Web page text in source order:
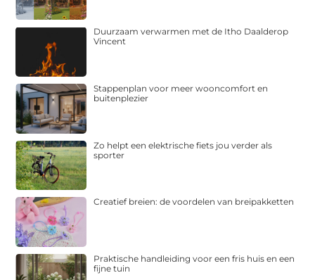
Duurzaam verwarmen met de Itho Daalderop
Vincent
Stappenplan voor meer wooncomfort en
buitenplezier
Zo helpt een elektrische fiets jou verder als
sporter
Creatief breien: de voordelen van breipakketten
Praktische handleiding voor een fris huis en een
fijne tuin